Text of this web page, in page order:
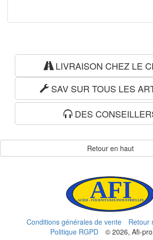
LIVRAISON CHEZ LE
SAV SUR TOUS LES
DES
Retour en haut
Conditions générales de vente
Retour
Politique RGPD
© 2026, Afi-